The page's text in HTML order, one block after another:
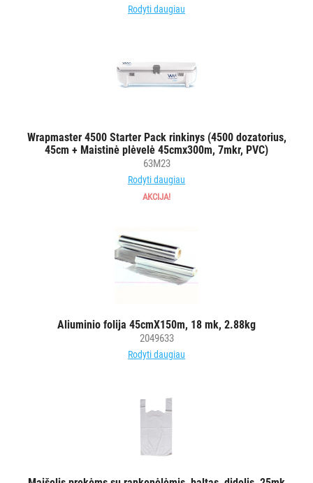
Rodyti daugiau
Wrapmaster 4500 Starter Pack rinkinys (4500 dozatorius,
45cm + Maistinė plėvelė 45cmx300m, 7mkr, PVC)
63M23
Rodyti daugiau
AKCIJA!
Aliuminio folija 45cmX150m, 18 mk, 2.88kg
2049633
Rodyti daugiau